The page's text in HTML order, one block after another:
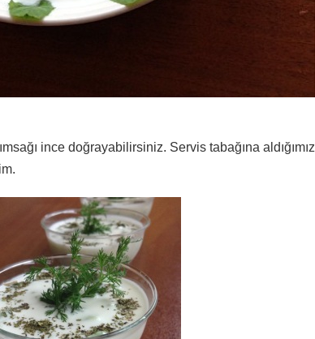
ince doğrayabilirsiniz. Servis tabağına aldığımız